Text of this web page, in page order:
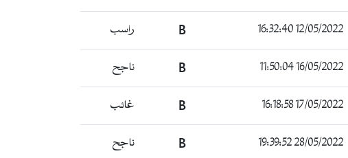
12/05/2022 16:32:40
B راسب
16/05/2022 11:50:04
B ناجح
17/05/2022 16:18:58
B غائب
28/05/2022 19:39:52
B ناجح